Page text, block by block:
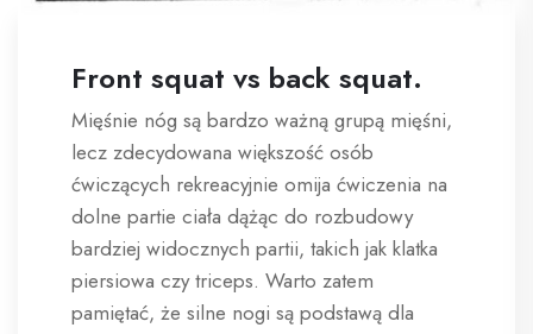
Front squat vs back squat.
Mięśnie nóg są bardzo ważną grupą mięśni,
lecz zdecydowana większość osób
ćwiczących rekreacyjnie omija ćwiczenia na
dolne partie ciała dążąc do rozbudowy
bardziej widocznych partii, takich jak klatka
piersiowa czy triceps. Warto zatem
pamiętać, że silne nogi są podstawą dla